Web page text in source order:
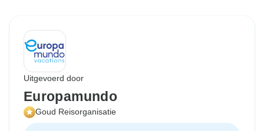
Uitgevoerd door
Europamundo
Goud Reisorganisatie